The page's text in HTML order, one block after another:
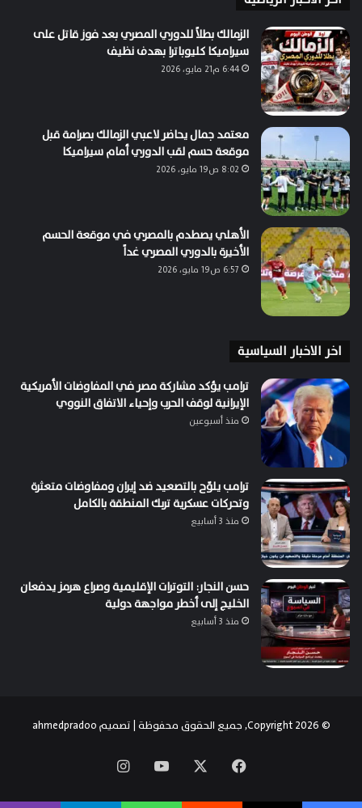
الزمالك بطلاً للدوري المصري بعد فوز قاتل على
سيراميكا كليوباترا بهدف نظيف
6:44 م21 مايو، 2026
معتمد جمال يحاضر لاعبي الزمالك بصرامة قبل
موقعة حسم لقب الدوري أمام سيراميكا
8:02 ص19 مايو، 2026
الأهلي يصطدم بالمصري في موقعة الحسم
الأخيرة بالدوري المصري غداً
6:57 ص19 مايو، 2026
اخر الاخبار السياسية
ترامب يؤكد مشاركة مصر في المفاوضات الأمريكية
الإيرانية لوقف الحرب وإحياء الاتفاق النووي
منذ أسبوعين
ترامب يلوّح بالتصعيد ضد إيران ومفاوضات متعثرة
وتحركات عسكرية تربك المنطقة بالكامل
منذ 3 أسابيع
حسن النجار: التوترات الإقليمية وصراع هرمز يدفعان
الخليج إلى أخطر مواجهة دولية
منذ 3 أسابيع
© Copyright 2026, جميع الحقوق محفوظة | تصميم ahmedpradoo
فيسبوك ‫YouTube